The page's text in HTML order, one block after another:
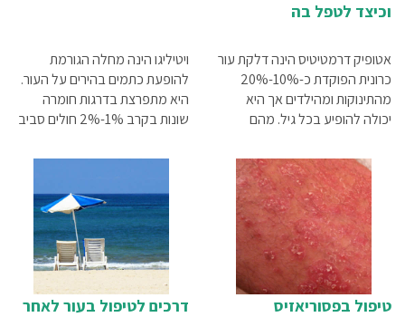
וכיצד לטפל בה
אטופיק דרמטיטיס הינה דלקת עור
כרונית הפוקדת כ-10%-20%
מהתינוקות ומהילדים אך היא
יכולה להופיע בכל גיל. מהם
טיפולים ביתיים יכולים להקל על
התסמינים? תשובות לשאלות
נוספות במדריך שלפניכם.
ויטיליגו הינה מחלה הגורמת
להופעת כתמים בהירים על העור.
היא מתפרצת בדרגות חומרה
שונות בקרב 1%-2% חולים סביב
הגורמים? האם ניתן לרפא אותה?
טיפול בפסוריאזיס
דרכים לטיפול בעור לאחר